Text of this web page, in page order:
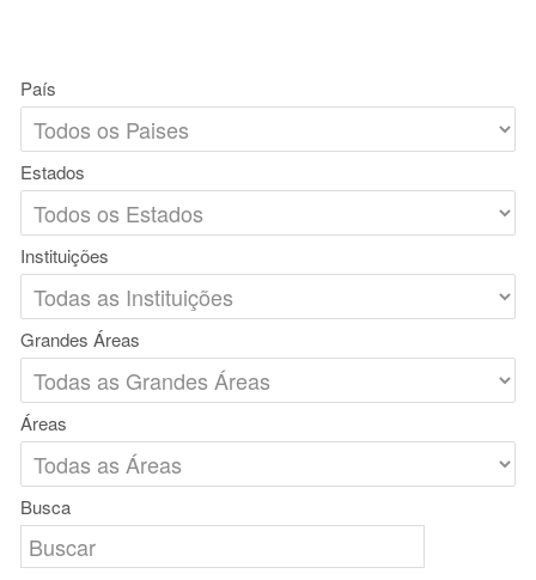
País
Estados
Instituições
Grandes Áreas
Áreas
Busca